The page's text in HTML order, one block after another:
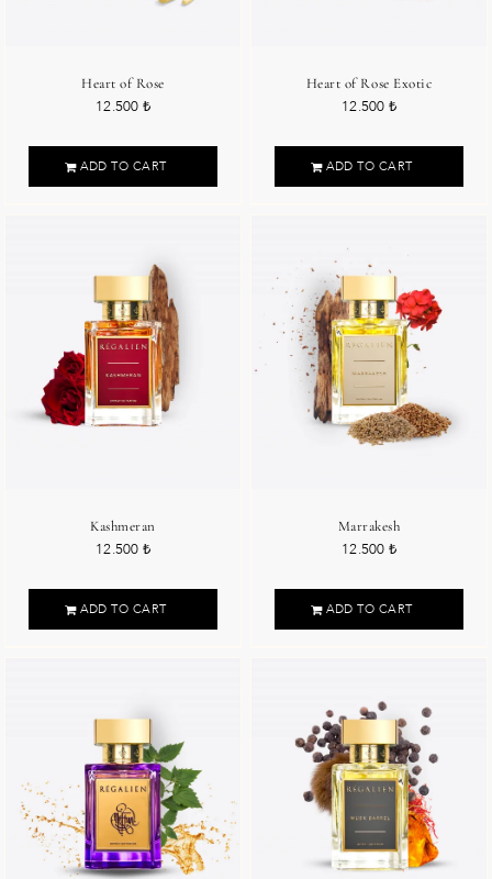
Heart of Rose
12.500 ₺
ADD TO CART
Heart of Rose Exotic
12.500 ₺
ADD TO CART
Kashmeran
12.500 ₺
ADD TO CART
Marrakesh
12.500 ₺
ADD TO CART